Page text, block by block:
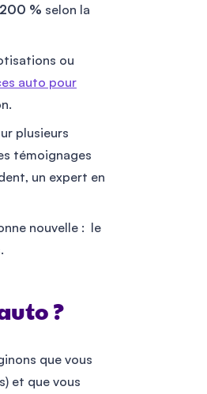
% selon la
ou
auto pour
plusieurs
témoignages
un expert en
nouvelle : le
?
que vous
et que vous